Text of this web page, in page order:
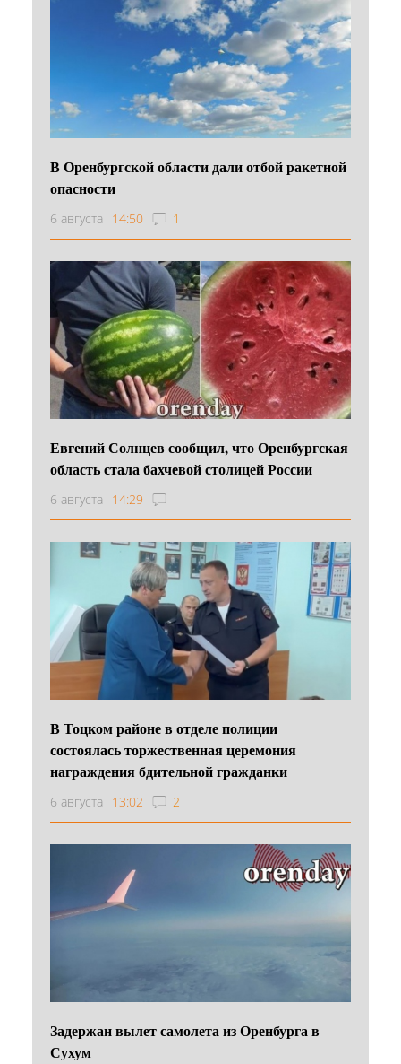
В Оренбургской области дали отбой ракетной
опасности
6 августа 14:50 1
Евгений Солнцев сообщил, что Оренбургская
область стала бахчевой столицей России
6 августа 14:29
В Тоцком районе в отделе полиции
состоялась торжественная церемония
награждения бдительной гражданки
6 августа 13:02 2
Задержан вылет самолета из Оренбурга в
Сухум